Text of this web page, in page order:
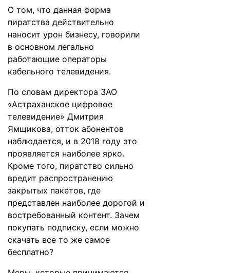
О том, что данная форма
пиратства действительно
наносит урон бизнесу, говорили
в основном легально
работающие операторы
кабельного телевидения.
По словам директора ЗАО
«Астраханское цифровое
телевидение» Дмитрия
Ямщикова, отток абонентов
наблюдается, и в 2018 году это
проявляется наиболее ярко.
Кроме того, пиратство сильно
вредит распространению
закрытых пакетов, где
представлен наиболее дорогой и
востребованный контент. Зачем
покупать подписку, если можно
скачать все то же самое
бесплатно?